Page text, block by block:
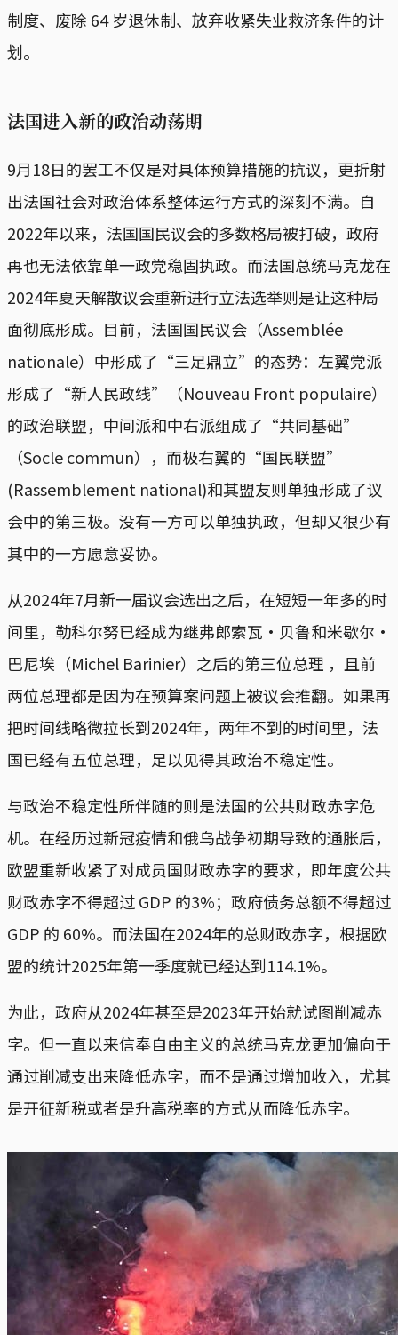
制度、废除 64 岁退休制、放弃收紧失业救济条件的计
划。
法国进入新的政治动荡期
9月18日的罢工不仅是对具体预算措施的抗议，更折射
出法国社会对政治体系整体运行方式的深刻不满。自
2022年以来，法国国民议会的多数格局被打破，政府
再也无法依靠单一政党稳固执政。而法国总统马克龙在
2024年夏天解散议会重新进行立法选举则是让这种局
面彻底形成。目前，法国国民议会（Assemblée
nationale）中形成了“三足鼎立”的态势：左翼党派
形成了“新人民政线”（Nouveau Front populaire）
的政治联盟，中间派和中右派组成了“共同基础”
（Socle commun），而极右翼的“国民联盟”
(Rassemblement national)和其盟友则单独形成了议
会中的第三极。没有一方可以单独执政，但却又很少有
其中的一方愿意妥协。
从2024年7月新一届议会选出之后，在短短一年多的时
间里，勒科尔努已经成为继弗郎索瓦·贝鲁和米歇尔·
巴尼埃（Michel Barinier）之后的第三位总理 ，且前
两位总理都是因为在预算案问题上被议会推翻。如果再
把时间线略微拉长到2024年，两年不到的时间里，法
国已经有五位总理，足以见得其政治不稳定性。
与政治不稳定性所伴随的则是法国的公共财政赤字危
机。在经历过新冠疫情和俄乌战争初期导致的通胀后，
欧盟重新收紧了对成员国财政赤字的要求，即年度公共
财政赤字不得超过 GDP 的3%；政府债务总额不得超过
GDP 的 60%。而法国在2024年的总财政赤字，根据欧
盟的统计2025年第一季度就已经达到114.1%。
为此，政府从2024年甚至是2023年开始就试图削减赤
字。但一直以来信奉自由主义的总统马克龙更加偏向于
通过削减支出来降低赤字，而不是通过增加收入，尤其
是开征新税或者是升高税率的方式从而降低赤字。